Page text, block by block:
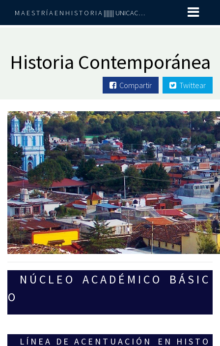
M A E S T R Í A E N H I S T O R I A ||||||| UNICACH-UNACH
Historia Contemporánea
Compartir Twittear
N Ú C L E O A C A D É M I C O B Á S I C
O
L Í N E A D E A C E N T U A C I Ó N E N H I S T O